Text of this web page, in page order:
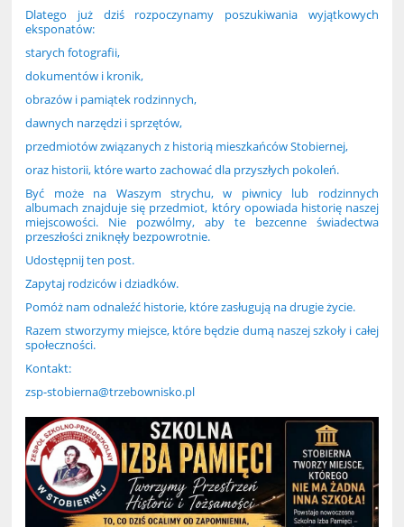
Dlatego już dziś rozpoczynamy poszukiwania wyjątkowych
eksponatów:
starych fotografii,
dokumentów i kronik,
obrazów i pamiątek rodzinnych,
dawnych narzędzi i sprzętów,
przedmiotów związanych z historią mieszkańców Stobiernej,
oraz historii, które warto zachować dla przyszłych pokoleń.
Być może na Waszym strychu, w piwnicy lub rodzinnych
albumach znajduje się przedmiot, który opowiada historię naszej
miejscowości. Nie pozwólmy, aby te bezcenne świadectwa
przeszłości zniknęły bezpowrotnie.
Udostępnij ten post.
Zapytaj rodziców i dziadków.
Pomóż nam odnaleźć historie, które zasługują na drugie życie.
Razem stworzymy miejsce, które będzie dumą naszej szkoły i całej
społeczności.
Kontakt:
zsp-stobierna@trzebownisko.pl